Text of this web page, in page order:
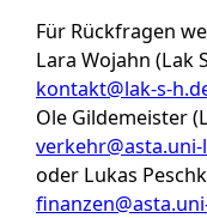
Für Rückfragen
Lara Wojahn (Lak
kontakt@lak-s-
Ole Gildemeister
oder Lukas